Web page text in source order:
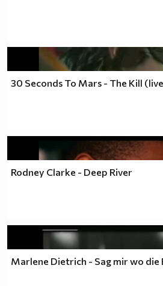
30 Seconds To Mars - The Kill
Rodney Clarke - Deep River
Marlene Dietrich - Sag mir wo die